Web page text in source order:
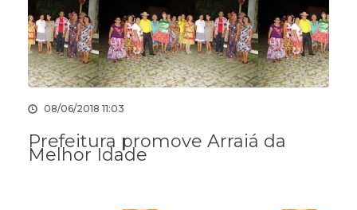
08/06/2018 11:03
Prefeitura promove Arraiá da
Melhor Idade